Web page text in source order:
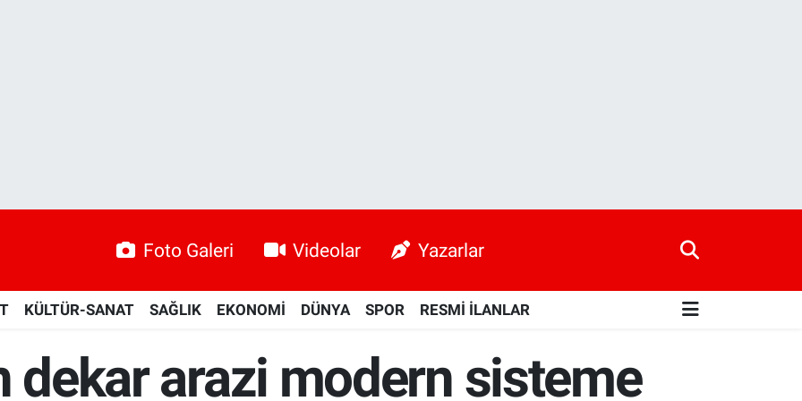
Foto Galeri Videolar Yazarlar
KÜLTÜR-SANAT SAĞLIK EKONOMİ DÜNYA SPOR RESMİ İLANLAR
dekar arazi modern sisteme